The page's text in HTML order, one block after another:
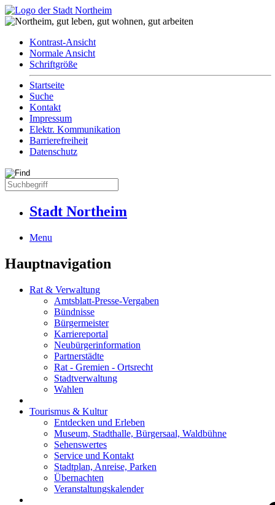
Kontrast-Ansicht
Normale Ansicht
Schriftgröße
Startseite
Suche
Kontakt
Impressum
Elektr. Kommunikation
Barrierefreiheit
Datenschutz
Stadt Northeim
Menu
Hauptnavigation
Rat & Verwaltung
Amtsblatt-Presse-Vergaben
Bündnisse
Bürgermeister
Karriereportal
Neubürgerinformation
Partnerstädte
Rat - Gremien - Ortsrecht
Stadtverwaltung
Wahlen
Tourismus & Kultur
Entdecken und Erleben
Museum, Stadthalle, Bürgersaal, Waldbühne
Sehenswertes
Service und Kontakt
Stadtplan, Anreise, Parken
Übernachten
Veranstaltungskalender